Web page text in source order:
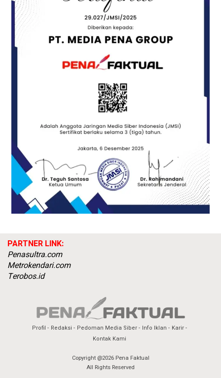
PARTNER LINK:
Penasultra.com
Metrokendari.com
Terobos.id
Profil Redaksi Pedoman Media Siber Info Iklan
Karir
Kontak Kami
Copyright @2026 Pena Faktual
All Rights Reserved